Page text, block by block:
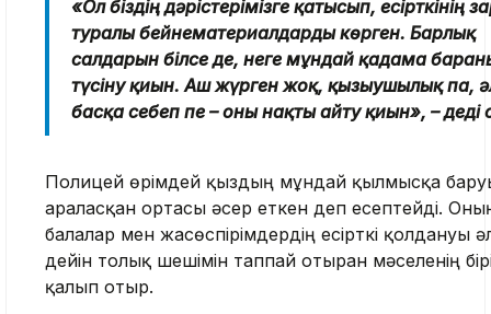
«Ол біздің дәрістерімізге қатысып, есірткінің
туралы бейнематериалдарды көрген. Барлық
салдарын білсе де, неге мұндай қадамға
түсіну қиын. Аш жүрген жоқ, қызығушылық па,
басқа себеп пе – оны нақты айту қиын», – деді
Полицей өрімдей қыздың мұндай қылмысқа
араласқан ортасы әсер еткен деп есептейді.
балалар мен жасөспірімдердің есірткі қолдануы
дейін толық шешімін таппай отырған мәселенің
қалып отыр.